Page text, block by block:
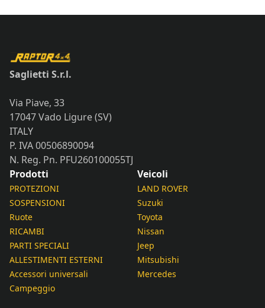
Saglietti S.r.l.
Via Piave, 33
17047 Vado Ligure (SV)
ITALY
P. IVA 00506890094
N. Reg. Pn. PFU260100055TJ
Prodotti
PROTEZIONI
SOSPENSIONI
Ruote
RICAMBI
PARTI SPECIALI
ALLESTIMENTI ESTERNI
Accessori universali
Campeggio
Veicoli
LAND ROVER
Suzuki
Toyota
Nissan
Jeep
Mitsubishi
Mercedes